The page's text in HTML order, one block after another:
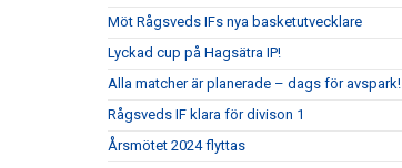
Möt Rågsveds IFs nya basketutvecklare
Lyckad cup på Hagsätra IP!
Alla matcher är planerade – dags för avspark!
Rågsveds IF klara för divison 1
Årsmötet 2024 flyttas